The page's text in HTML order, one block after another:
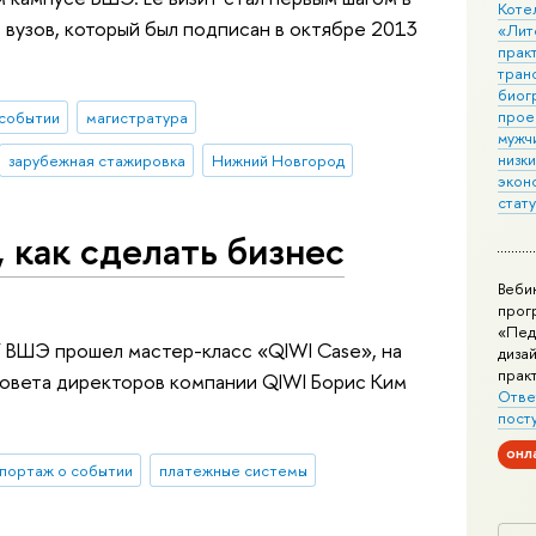
который был подписан в октябре 2013
магистратура
зарубежная стажировка
Нижний Новгород
сделать бизнес
прошел мастер-класс «QIWI Case», на
директоров компании QIWI Борис Ким
о событии платежные системы